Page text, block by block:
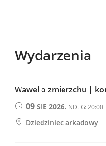
Wydarzenia
Wawel o zmierzchu |
09SIE 2026, ND. G: 20:00
Dziedziniec arkadowy